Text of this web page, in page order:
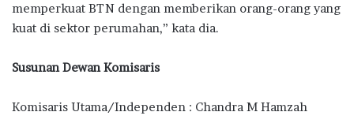
memperkuat BTN dengan memberikan orang-orang yang
kuat di sektor perumahan,” kata dia.
Susunan Dewan Komisaris
Komisaris Utama/Independen : Chandra M Hamzah